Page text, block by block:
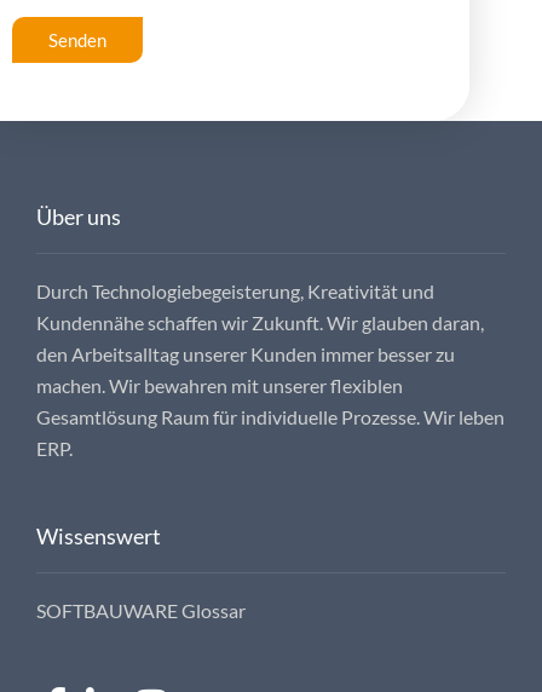
Über uns
Durch Technologiebegeisterung, Kreativität und
Kundennähe schaffen wir Zukunft. Wir glauben daran,
den Arbeitsalltag unserer Kunden immer besser zu
machen. Wir bewahren mit unserer flexiblen
Gesamtlösung Raum für individuelle Prozesse. Wir leben
ERP.
Wissenswert
SOFTBAUWARE Glossar